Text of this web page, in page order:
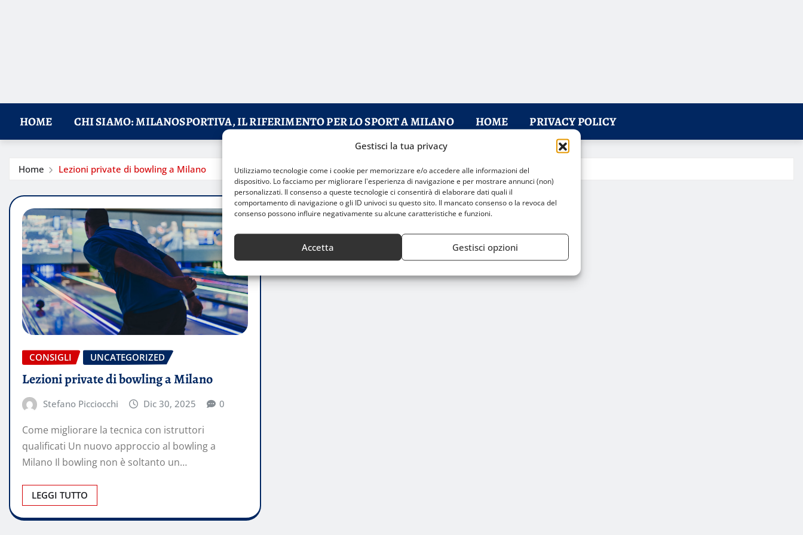
Gestisci la tua privacy
Utilizziamo tecnologie come i cookie per memorizzare e/o accedere alle informazioni del
dispositivo. Lo facciamo per migliorare l'esperienza di navigazione e per mostrare annunci (non)
personalizzati. Il consenso a queste tecnologie ci consentirà di elaborare dati quali il
comportamento di navigazione o gli ID univoci su questo sito. Il mancato consenso o la revoca del
consenso possono influire negativamente su alcune caratteristiche e funzioni.
Accetta Gestisci opzioni
HOME CHI SIAMO: MILANOSPORTIVA, IL RIFERIMENTO PER LO SPORT A MILANO HOME PRIVACY POLICY
Home Lezioni private di bowling a Milano
CONSIGLI UNCATEGORIZED
Lezioni private di bowling a Milano
Stefano Picciocchi Dic 30, 2025 0
Come migliorare la tecnica con istruttori
qualificati Un nuovo approccio al bowling a
Milano Il bowling non è soltanto un…
LEGGI TUTTO